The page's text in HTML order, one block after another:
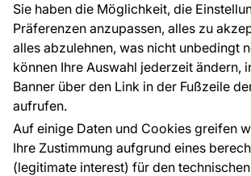
Sie haben die Möglichkeit, die
Präferenzen anzupassen, alles zu
alles abzulehnen, was nicht unbedingt
können Ihre Auswahl jederzeit ändern,
Banner über den Link in der Fußzeile
aufrufen.
Auf einige Daten und Cookies greifen
Ihre Zustimmung aufgrund eines
(legitimate interest) für den